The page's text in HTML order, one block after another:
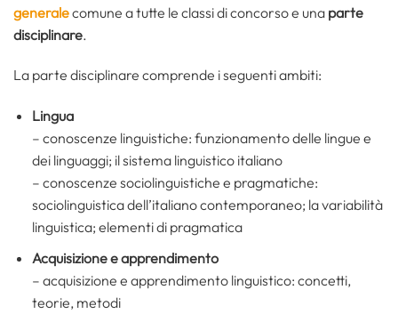
generalecomune a tutte le classi di concorso e una parte
disciplinare.
La parte disciplinare comprende i seguenti ambiti:
Lingua
– conoscenze linguistiche: funzionamento delle lingue e
dei linguaggi; il sistema linguistico italiano
– conoscenze sociolinguistiche e pragmatiche:
sociolinguistica dell’italiano contemporaneo; la variabilità
linguistica; elementi di pragmatica
Acquisizione e apprendimento
– acquisizione e apprendimento linguistico: concetti,
teorie, metodi